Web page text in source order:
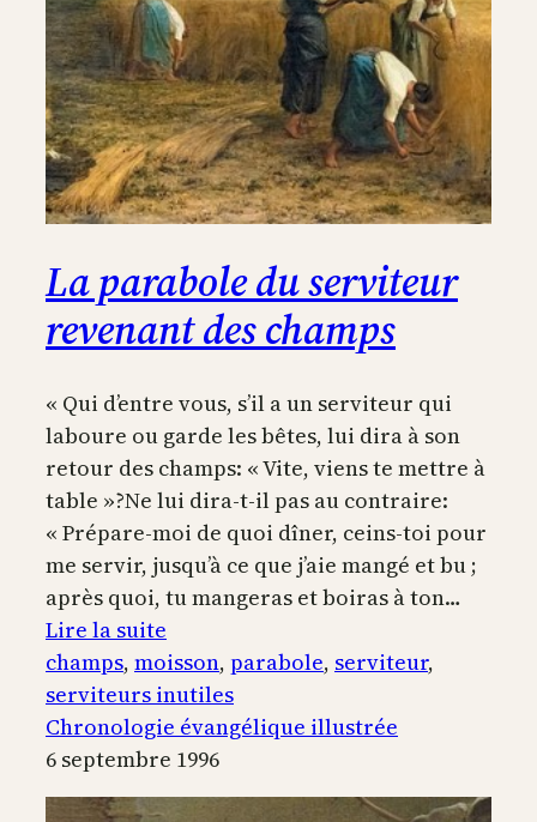
La parabole du serviteur
revenant des champs
« Qui d’entre vous, s’il a un serviteur qui
laboure ou garde les bêtes, lui dira à son
retour des champs: « Vite, viens te mettre à
table »?Ne lui dira-t-il pas au contraire:
« Prépare-moi de quoi dîner, ceins-toi pour
me servir, jusqu’à ce que j’aie mangé et bu ;
après quoi, tu mangeras et boiras à ton…
Lire la suite
La
parabole
du
serviteur
revenant
champs, moisson, parabole, serviteur
serviteurs inutiles
Chronologie évangélique illustrée
6 septembre 1996